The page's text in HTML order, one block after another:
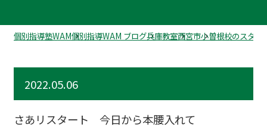
個別指導塾WAM個別指導WAM ブログ兵庫教室西宮市小曽根校のスタッ
2022.05.06
さあリスタート 今日から本腰入れて